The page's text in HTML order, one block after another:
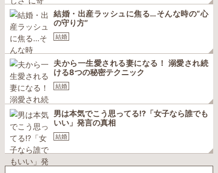
結婚・出産ラッシュに焦る…そんな時の“心
の守り方”
結婚
夫から一生愛される妻になる！ 溺愛され続
ける8つの秘密テクニック
結婚
男は本気でこう思ってる!?「女子なら誰でも
いい」発言の真相
結婚